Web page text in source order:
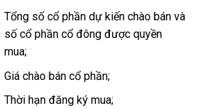
Tổng số cổ phần dự kiến chào bán và
số cổ phần cổ đông được quyền
mua;
Giá chào bán cổ phần;
Thời hạn đăng ký mua;